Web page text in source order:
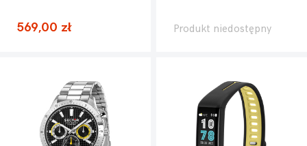
569,00 zł Produkt niedostępny